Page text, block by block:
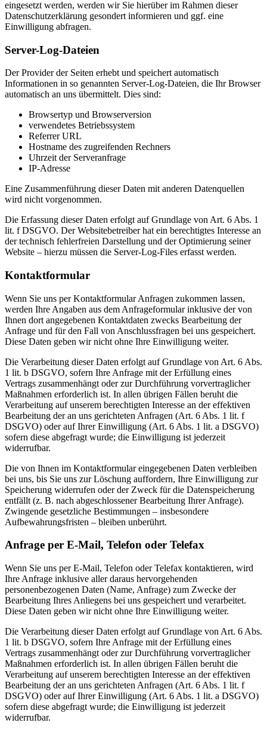
eingesetzt werden, werden wir Sie hierüber im Rahmen dieser
Datenschutzerklärung gesondert informieren und ggf. eine
Einwilligung abfragen.
Server-Log-Dateien
Der Provider der Seiten erhebt und speichert automatisch
Informationen in so genannten Server-Log-Dateien, die Ihr Browser
automatisch an uns übermittelt. Dies sind:
Browsertyp und Browserversion
verwendetes Betriebssystem
Referrer URL
Hostname des zugreifenden Rechners
Uhrzeit der Serveranfrage
IP-Adresse
Eine Zusammenführung dieser Daten mit anderen Datenquellen
wird nicht vorgenommen.
Die Erfassung dieser Daten erfolgt auf Grundlage von Art. 6 Abs. 1
lit. f DSGVO. Der Websitebetreiber hat ein berechtigtes Interesse an
der technisch fehlerfreien Darstellung und der Optimierung seiner
Website – hierzu müssen die Server-Log-Files erfasst werden.
Kontaktformular
Wenn Sie uns per Kontaktformular Anfragen zukommen lassen,
werden Ihre Angaben aus dem Anfrageformular inklusive der von
Ihnen dort angegebenen Kontaktdaten zwecks Bearbeitung der
Anfrage und für den Fall von Anschlussfragen bei uns gespeichert.
Diese Daten geben wir nicht ohne Ihre Einwilligung weiter.
Die Verarbeitung dieser Daten erfolgt auf Grundlage von Art. 6 Abs.
1 lit. b DSGVO, sofern Ihre Anfrage mit der Erfüllung eines
Vertrags zusammenhängt oder zur Durchführung vorvertraglicher
Maßnahmen erforderlich ist. In allen übrigen Fällen beruht die
Verarbeitung auf unserem berechtigten Interesse an der effektiven
Bearbeitung der an uns gerichteten Anfragen (Art. 6 Abs. 1 lit. f
DSGVO) oder auf Ihrer Einwilligung (Art. 6 Abs. 1 lit. a DSGVO)
sofern diese abgefragt wurde; die Einwilligung ist jederzeit
widerrufbar.
Die von Ihnen im Kontaktformular eingegebenen Daten verbleiben
bei uns, bis Sie uns zur Löschung auffordern, Ihre Einwilligung zur
Speicherung widerrufen oder der Zweck für die Datenspeicherung
entfällt (z. B. nach abgeschlossener Bearbeitung Ihrer Anfrage).
Zwingende gesetzliche Bestimmungen – insbesondere
Aufbewahrungsfristen – bleiben unberührt.
Anfrage per E-Mail, Telefon oder Telefax
Wenn Sie uns per E-Mail, Telefon oder Telefax kontaktieren, wird
Ihre Anfrage inklusive aller daraus hervorgehenden
personenbezogenen Daten (Name, Anfrage) zum Zwecke der
Bearbeitung Ihres Anliegens bei uns gespeichert und verarbeitet.
Diese Daten geben wir nicht ohne Ihre Einwilligung weiter.
Die Verarbeitung dieser Daten erfolgt auf Grundlage von Art. 6 Abs.
1 lit. b DSGVO, sofern Ihre Anfrage mit der Erfüllung eines
Vertrags zusammenhängt oder zur Durchführung vorvertraglicher
Maßnahmen erforderlich ist. In allen übrigen Fällen beruht die
Verarbeitung auf unserem berechtigten Interesse an der effektiven
Bearbeitung der an uns gerichteten Anfragen (Art. 6 Abs. 1 lit. f
DSGVO) oder auf Ihrer Einwilligung (Art. 6 Abs. 1 lit. a DSGVO)
sofern diese abgefragt wurde; die Einwilligung ist jederzeit
widerrufbar.